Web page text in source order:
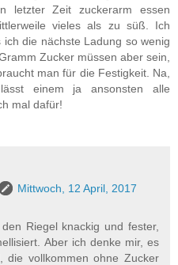
letzter Zeit zuckerarm essen
vieles als zu süß. Ich
die nächste Ladung so wenig
Zucker müssen aber sein,
man für die Festigkeit. Na,
einem ja ansonsten alle
mal dafür!
Mittwoch, 12 April, 2017
Riegel knackig und fester,
Aber ich denke mir, es
die vollkommen ohne Zucker